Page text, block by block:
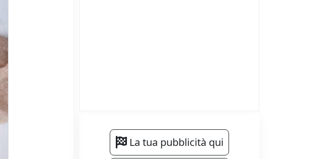
La tua pubblicità qui